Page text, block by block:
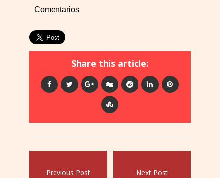
Comentarios
Share this article:
Previous Post Next Post